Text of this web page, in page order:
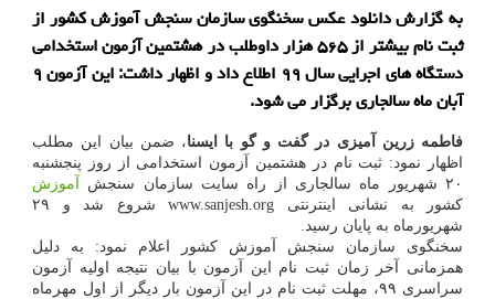
به گزارش دانلود عكس سخنگوی سازمان سنجش آموزش كشور از
ثبت نام بیشتر از ۵۶۵ هزار داوطلب در هشتمین آزمون استخدامی
دستگاه های اجرایی سال ۹۹ اطلاع داد و اظهار داشت: این آزمون ۹
آبان ماه سالجاری برگزار می شود.
فاطمه زرین آمیزی در گفت و گو با ایسنا، ضمن بیان این مطلب
اظهار نمود: ثبت نام در هشتمین آزمون استخدامی از روز پنجشنبه
۲۰ شهریور ماه سالجاری از راه سایت سازمان سنجش
آموزش
کشور به نشانی اینترنتی www.sanjesh.org شروع شد و ۲۹
شهریورماه به پایان رسید.
سخنگوی سازمان سنجش آموزش کشور اعلام نمود: به دلیل
همزمانی آخر زمان ثبت نام این آزمون با بیان نتیجه اولیه آزمون
سراسری ۹۹، مهلت ثبت نام در این آزمون بار دیگر از اول مهرماه